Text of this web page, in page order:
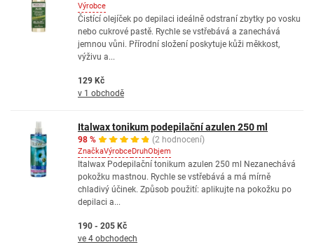
Výrobce
Čistící olejíček po depilaci ideálně odstraní zbytky po vosku
nebo cukrové pastě. Rychle se vstřebává a zanechává
jemnou vůni. Přírodní složení poskytuje kůži měkkost,
výživu a...
129 Kč
v 1 obchodě
Italwax tonikum podepilační azulen 250 ml
98 % (2 hodnocení)
ZnačkaVýrobceDruhObjem
Italwax Podepilační tonikum azulen 250 ml Nezanechává
pokožku mastnou. Rychle se vstřebává a má mírně
chladivý účinek. Způsob použití: aplikujte na pokožku po
depilaci a...
190 - 205 Kč
ve 4 obchodech